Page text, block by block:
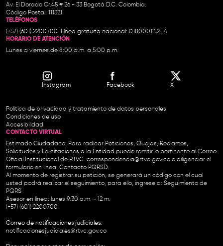
Av. El Dorado Cr.45 # 26 - 33 Bogotá D.C. Colombia.
Código Postal: 111321
TELÉFONOS
(+57) (601) 2200700. Línea gratuita nacional: 018000123414
HORARIO DE ATENCIÓN
Lunes a viernes de 8:00 a.m. a 5:00 p.m.
Instagram Facebook X
Política de privacidad y tratamiento de datos personales
Condiciones de uso
Accesibilidad
CONTACTO VIRTUAL
Estimado Ciudadano: Para radicar Peticiones, Quejas, Reclamos,
Solicitudes y Felicitaciones a la Entidad puede remitir lo pertinente al Correo
Oficial Institucional de RTVC correspondencia@rtvc.gov.co o diligenciar el
formulario en línea: Contacto PQRSD.
Al momento de registrar su petición, se generará un código con el cual
usted podrá realizar el seguimiento, para ello, ingrese a: Seguimiento de
PQRS
Asesor en línea: lunes 9:30 a.m. - 12 m.
(+57) (601) 2200700
Correo de notificaciones judiciales:
notificacionesjudiciales@rtvc.gov.co